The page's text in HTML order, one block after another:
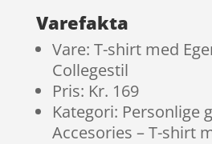
Varefakta
Vare: T-shirt med
Collegestil
Pris: Kr. 169
Kategori: Personlige
Accesories – T-shirt